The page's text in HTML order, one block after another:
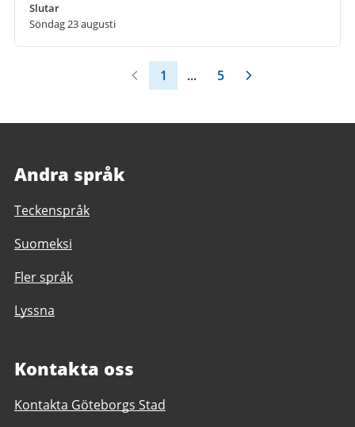
Slutar
Söndag 23 augusti
1 ... 5
Andra språk
Teckenspråk
Suomeksi
Fler språk
Lyssna
Kontakta oss
Kontakta Göteborgs Stad